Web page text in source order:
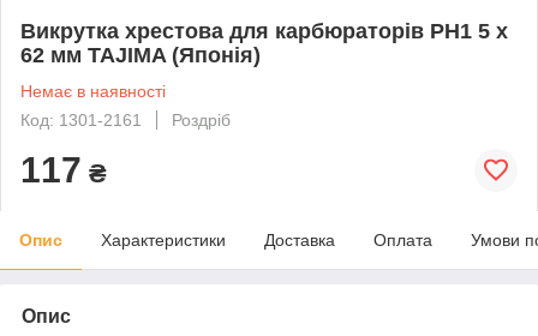
Викрутка хрестова для карбюраторів PH1 5 х
62 мм TAJIMA (Японія)
Немає в наявності
Код: 1301-2161
Роздріб
117 ₴
Опис Характеристики Доставка Оплата Умови
Опис